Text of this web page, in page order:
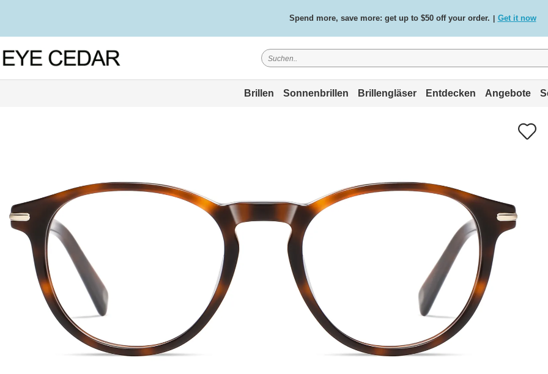
Free standard delivery on all orders / Shop now.
Brillen Sonnenbrillen Brillengläser Entdecken Angebote